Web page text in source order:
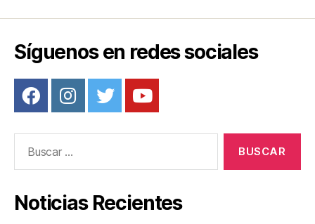
o
k
Síguenos en redes sociales
Noticias Recientes